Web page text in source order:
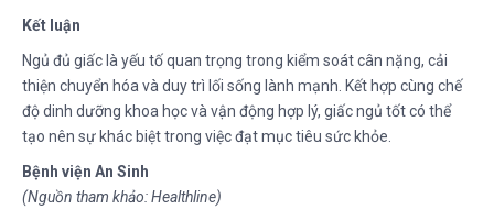
Kết luận
Ngủ đủ giấc là yếu tố quan trọng trong kiểm soát cân nặng, cải
thiện chuyển hóa và duy trì lối sống lành mạnh. Kết hợp cùng chế
độ dinh dưỡng khoa học và vận động hợp lý, giấc ngủ tốt có thể
tạo nên sự khác biệt trong việc đạt mục tiêu sức khỏe.
Bệnh viện An Sinh
(Nguồn tham khảo: Healthline)